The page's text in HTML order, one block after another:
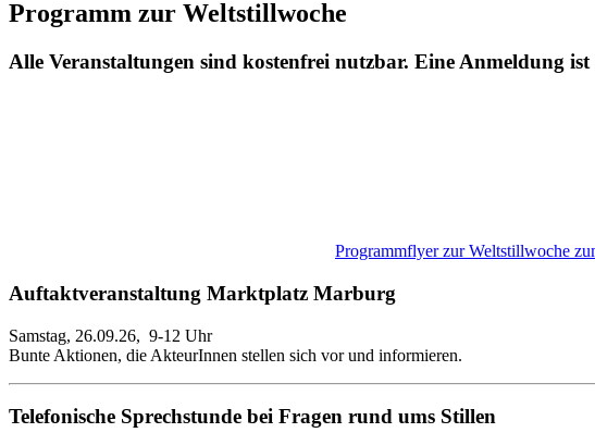
Programm zur Weltstillwoche
Alle Veranstaltungen sind kostenfrei nutzbar. Eine Anmeldung
Programmflyer zur Weltstillwoche
Auftaktveranstaltung Marktplatz Marburg
Samstag, 26.09.26, 9-12 Uhr
Bunte Aktionen, die AkteurInnen stellen sich vor und informieren.
Telefonische Sprechstunde bei Fragen rund ums Stillen